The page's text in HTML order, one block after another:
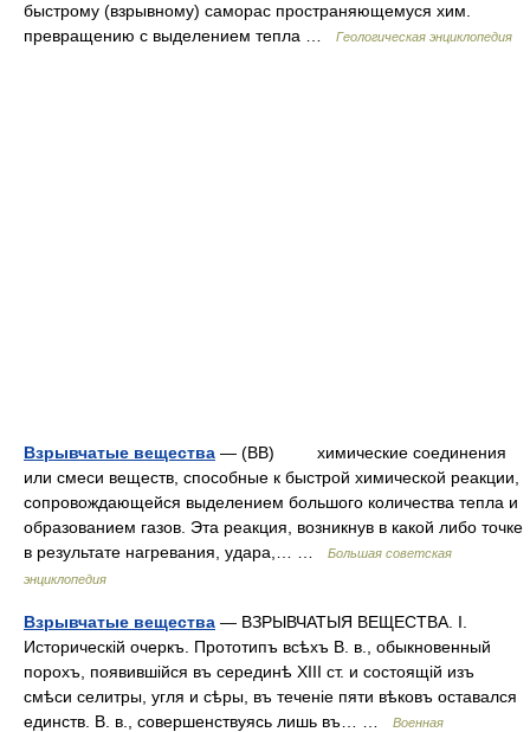
быстрому (взрывному) саморас пространяющемуся хим.
превращению c выделением тепла …
Геологическая энциклопедия
Взрывчатые вещества — (ВВ) химические соединения
или смеси веществ, способные к быстрой химической реакции,
сопровождающейся выделением большого количества тепла и
образованием газов. Эта реакция, возникнув в какой либо точке
в результате нагревания, удара,… …
Большая советская
энциклопедия
Взрывчатые вещества — ВЗРЫВЧАТЫЯ ВЕЩЕСТВА. I.
Историческій очеркъ. Прототипъ всѣхъ В. в., обыкновенный
порохъ, появившійся въ серединѣ XIII ст. и состоящій изъ
смѣси селитры, угля и сѣры, въ теченіе пяти вѣковъ оставался
единств. В. в., совершенствуясь лишь въ… …
Военная